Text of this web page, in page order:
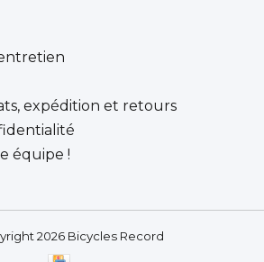
expédition et retours
équipe !
2026 Bicycles Record